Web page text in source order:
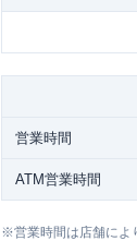
営業時間
ATM営業時間
※営業時間は店舗によ